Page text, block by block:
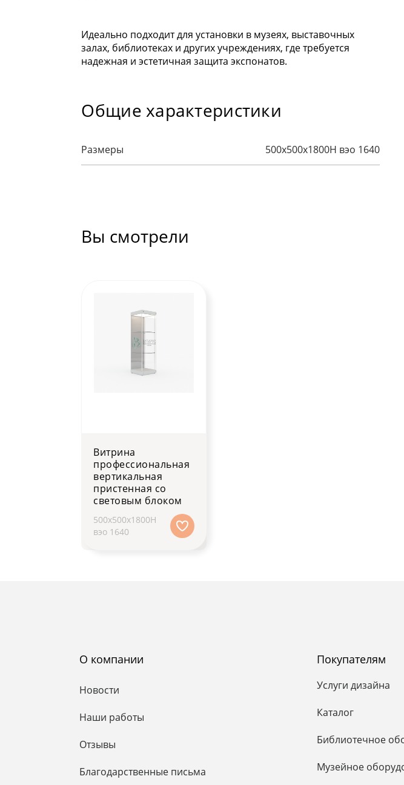
Идеально подходит для установки в музеях, выставочных
залах, библиотеках и других учреждениях, где требуется
надежная и эстетичная защита экспонатов.
Общие характеристики
Размеры 500х500х1800H вэо 1640
Вы смотрели
Витрина
профессиональная
вертикальная
пристенная со
световым блоком
500х500х1800H
вэо 1640
О компании
Новости
Наши работы
Отзывы
Благодарственные письма
Покупателям
Услуги дизайна
Каталог
Библиотечное
Музейное